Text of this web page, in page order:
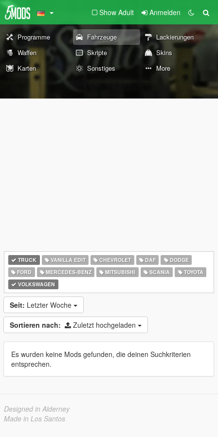
Show Adult Anmelden
Programme Fahrzeuge
Lackierungen
Waffen
Skripte
Skins
Karten
Sonstiges More
TRUCK VANILLA EDIT CHEVROLET DAF
DODGE
FORD
MERCEDES-BENZ MITSUBISHI SCANIA
TOYOTA
VOLKSWAGEN
Seit: Letzter Woche
Sortieren nach: Zuletzt hochgeladen
Es wurden keine Mods gefunden, die deinen Suchkriterien
entsprechen.
Designed in Alderney
Made in Los Santos